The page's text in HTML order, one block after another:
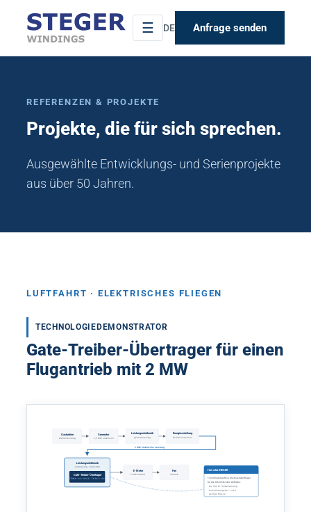
☰ DE Anfrage senden
REFERENZEN & PROJEKTE
Projekte, die für sich sprechen.
Ausgewählte Entwicklungs- und Serienprojekte
aus über 50 Jahren.
LUFTFAHRT · ELEKTRISCHES FLIEGEN
TECHNOLOGIEDEMONSTRATOR
Gate-Treiber-Übertrager für einen
Flugantrieb mit 2 MW
Gasturbine
Wellenleistung
Generator
2,5 MW elektrisch
Leistungselektronik
generatorseitig
Energieverteilung
DC-Zwischenkreis
2 MW elektrische Leistung
Leistungselektronik
motorseitig · Umrichter
Gate-Treiber-Übertrager
STEGER · bis 500 W · TE-frei > 4 kV
E-Motor
2 MW Antrieb
Fan
Vortrieb
Hier sitzt STEGER
Teilentladungsfreie Ansteuerübertrager
für die Umrichter des Antriebs:
· bis 500 W Treiberleistung
· teilentladungsfrei > 4 kV
· geringe Masse